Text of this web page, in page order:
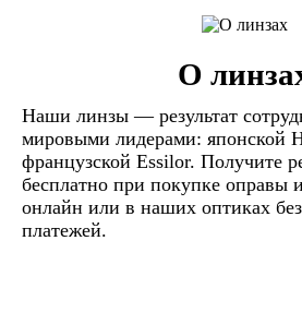
О
Наши линзы — результат
мировыми лидерами: японской
французской Essilor. Получите
бесплатно при покупке оправы
онлайн или в наших оптиках
платежей.